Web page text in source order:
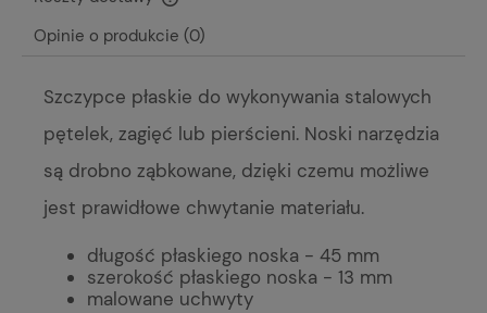
Cena nie zawiera ewentualnych kosztów płatności
Opinie o produkcie (0)
Szczypce płaskie do wykonywania stalowych
pętelek, zagięć lub pierścieni. Noski narzędzia
są drobno ząbkowane, dzięki czemu możliwe
jest prawidłowe chwytanie materiału.
długość płaskiego noska - 45 mm
szerokość płaskiego noska - 13 mm
malowane uchwyty